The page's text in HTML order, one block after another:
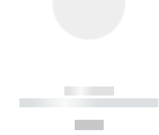
------------
----------- ----------- ----------